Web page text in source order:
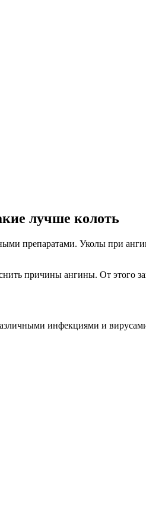
лучше колоть
препаратами. Уколы при
причины ангины. От этого
инфекциями и